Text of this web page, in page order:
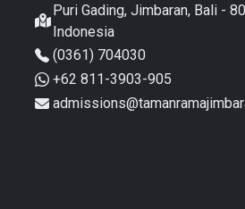
Puri Gading, Jimbaran, Bali -
Indonesia
(0361) 704030
+62 811-3903-905